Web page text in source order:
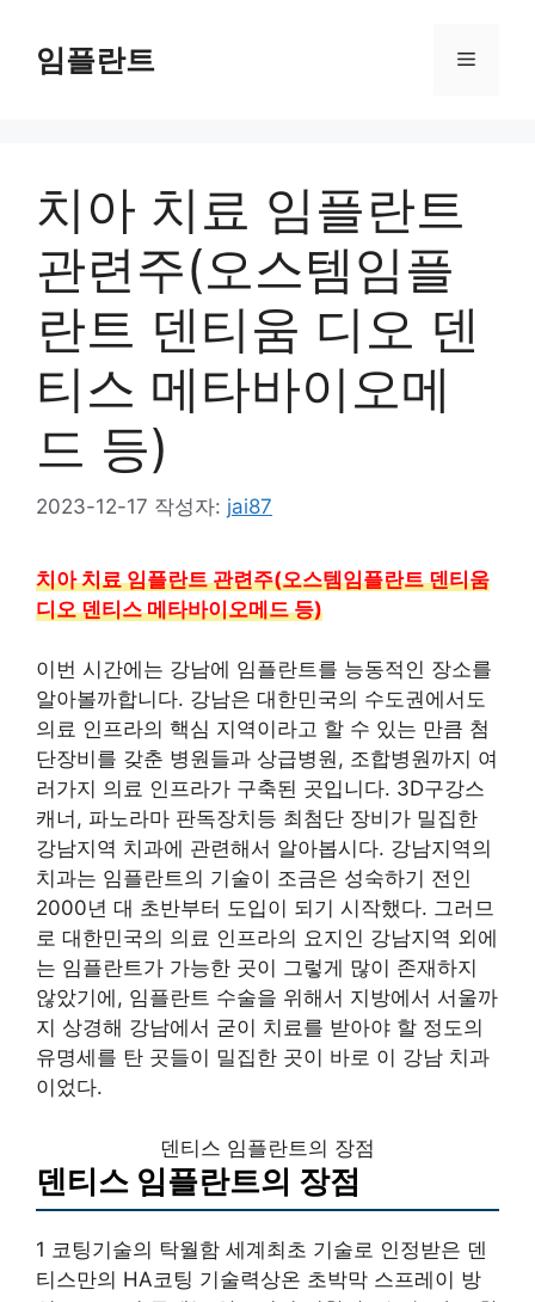
임플란트 메
치아 치료 임플란트
관련주(오스템임플
란트 덴티움 디오 덴
티스 메타바이오메
드 등)
2023-12-17 작성자: jai87
치아 치료 임플란트 관련주(오스템임플란트 덴티움
디오 덴티스 메타바이오메드 등)
이번 시간에는 강남에 임플란트를 능동적인 장소를
알아볼까합니다. 강남은 대한민국의 수도권에서도
의료 인프라의 핵심 지역이라고 할 수 있는 만큼 첨
단장비를 갖춘 병원들과 상급병원, 조합병원까지 여
러가지 의료 인프라가 구축된 곳입니다. 3D구강스
캐너, 파노라마 판독장치등 최첨단 장비가 밀집한
강남지역 치과에 관련해서 알아봅시다. 강남지역의
치과는 임플란트의 기술이 조금은 성숙하기 전인
2000년 대 초반부터 도입이 되기 시작했다. 그러므
로 대한민국의 의료 인프라의 요지인 강남지역 외에
는 임플란트가 가능한 곳이 그렇게 많이 존재하지
않았기에, 임플란트 수술을 위해서 지방에서 서울까
지 상경해 강남에서 굳이 치료를 받아야 할 정도의
유명세를 탄 곳들이 밀집한 곳이 바로 이 강남 치과
이었다.
덴티스 임플란트의 장점
덴티스 임플란트의 장점
1 코팅기술의 탁월함 세계최초 기술로 인정받은 덴
티스만의 HA코팅 기술력상온 초박막 스프레이 방